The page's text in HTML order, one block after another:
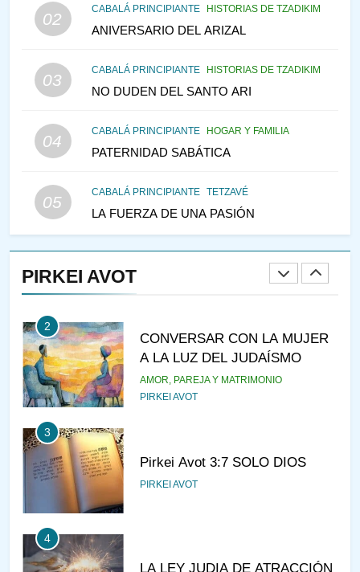
02
CABALÁ PRINCIPIANTE HISTORIAS DE TZADIKIM
ANIVERSARIO DEL ARIZAL
03
CABALÁ PRINCIPIANTE HISTORIAS DE TZADIKIM
NO DUDEN DEL SANTO ARI
04
CABALÁ PRINCIPIANTE HOGAR Y FAMILIA
PATERNIDAD SABÁTICA
05
CABALÁ PRINCIPIANTE TETZAVÉ
LA FUERZA DE UNA PASIÓN
PIRKEI AVOT
146
TEMPLO Y LA ALEGRÍA EN
VEAMOS ¿POR QUÉ
IEHOSHÚA? Y LA QUEJA DE
1
RAZI ¿QUIÉN ES SABIO?
2
CONVERSAR CON LA MUJER
A LA LUZ DEL JUDAÍSMO
AMOR, PAREJA Y MATRIMONIO
PIRKEI AVOT
3
Pirkei Avot 3:7 SOLO DIOS
PIRKEI AVOT
4
LA LEY JUDIA DE ATRACCIÓN